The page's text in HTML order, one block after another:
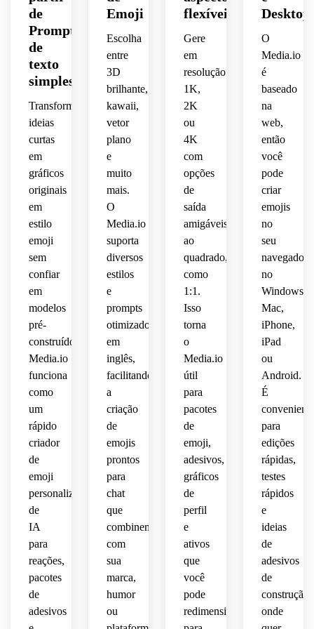
acabamento
premium
de
qualidade
adesivo.
transparente,
legível
pequenos
tamanhos
acabamento
pronto.
projetada
mensagens.
para
adesivos
digitais.
centrado,
espaço
negativo
fundo
transparente,
estética
elegante
e
moderna
de
interface,
clareza
de
tamanho
pequeno.
polido,
destaques
suaves,
composição
contorno
limpo,
charmoso
design
orientado
identidade
perfis.
composição
centrada,
transparente,
bordas
projetados
para
permanecer
legíveis
inspirados
espelho.
amigável,
nítidas,
polido
para
centrada,
acabamento
pronto
para
adesivos,
contornos
limpos,
layout
adequado
para
em
Discord,
Telegram
e
WhatsApp.
de
Prompts
de
texto
simples
Transforme
ideias
curtas
em
gráficos
originais
em
estilo
emoji
sem
confiar
em
modelos
pré-
construídos.
Media.io
funciona
como
um
rápido
criador
de
emoji
personalizado
de
IA
para
reações,
pacotes
de
adesivos
Emoji
Escolha
entre
3D
brilhante,
kawaii,
vetor
plano
e
muito
mais.
O
Media.io
suporta
diversos
estilos
e
prompts
otimizados
em
inglês,
facilitando
a
criação
de
emojis
prontos
para
chat
que
combinem
com
sua
marca,
humor
ou
flexíveis
Gere
em
resolução
1K,
2K
ou
4K
com
opções
de
saída
amigáveis
ao
quadrado,
como
1:1.
Isso
torna
o
Media.io
útil
para
pacotes
de
emoji,
adesivos,
gráficos
de
perfil
e
ativos
que
você
pode
redimensionar
Desktop
O
Media.io
é
baseado
na
web,
então
você
pode
criar
emojis
no
seu
navegador
no
Windows,
Mac,
iPhone,
iPad
ou
Android.
É
conveniente
para
edições
rápidas,
testes
rápidos
e
ideias
de
adesivos
de
construção
onde